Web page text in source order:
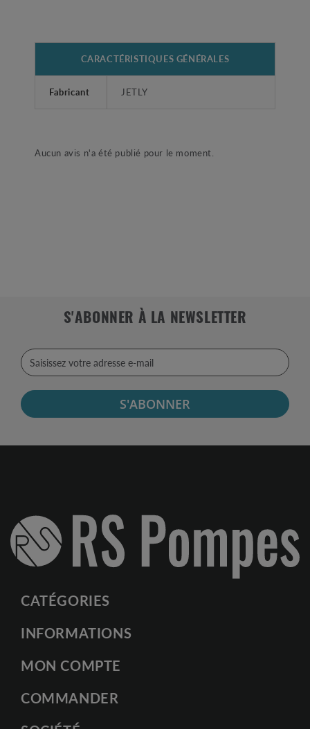
CARACTÉRISTIQUES GÉNÉRALES
Fabricant JETLY
Aucun avis n'a été publié pour le moment.
S'ABONNER À LA NEWSLETTER
S'ABONNER
CATÉGORIES
INFORMATIONS
MON COMPTE
COMMANDER